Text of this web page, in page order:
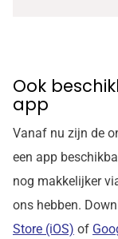
Ook
app
Vanaf nu zijn de
een app
nog makkelijker
ons hebben.
Store (iOS) of